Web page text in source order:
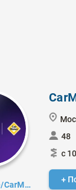
https://t.me/CarMoney_Invest
48
с
+